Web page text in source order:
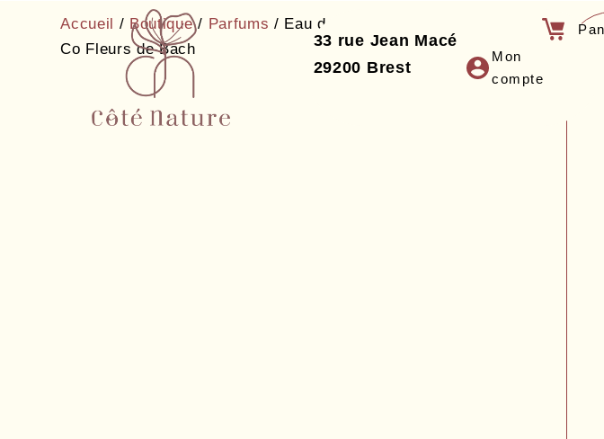
33 rue Jean Macé
29200 Brest
Mon
compte
Accueil / Boutique/ Parfums / Eau de Toilettes Félicité – Elixir &
Co Fleurs de Bach